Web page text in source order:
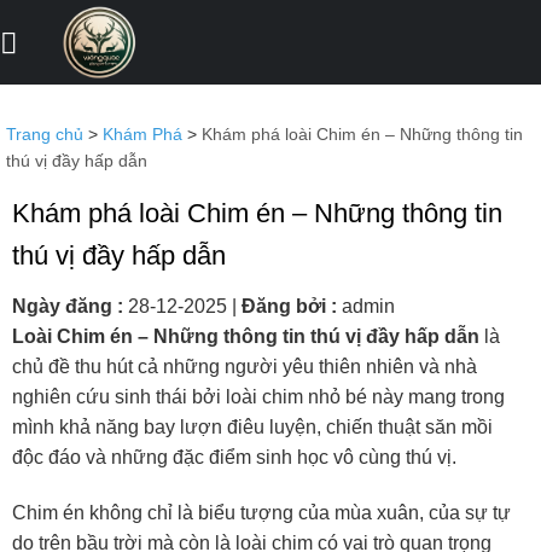
Trang chủ > Khám Phá > Khám phá loài Chim én – Những thông tin
thú vị đầy hấp dẫn
Khám phá loài Chim én – Những thông tin
thú vị đầy hấp dẫn
Ngày đăng : 28-12-2025 Đăng bởi : admin
Loài Chim én – Những thông tin thú vị đầy hấp dẫn là
chủ đề thu hút cả những người yêu thiên nhiên và nhà
nghiên cứu sinh thái bởi loài chim nhỏ bé này mang trong
mình khả năng bay lượn điêu luyện, chiến thuật săn mồi
độc đáo và những đặc điểm sinh học vô cùng thú vị.
Chim én không chỉ là biểu tượng của mùa xuân, của sự tự
do trên bầu trời mà còn là loài chim có vai trò quan trọng